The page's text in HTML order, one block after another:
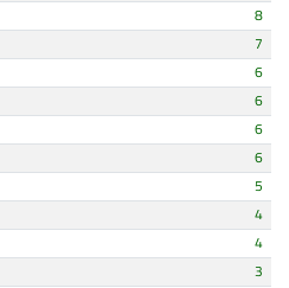
8
7
6
6
6
6
5
4
4
3